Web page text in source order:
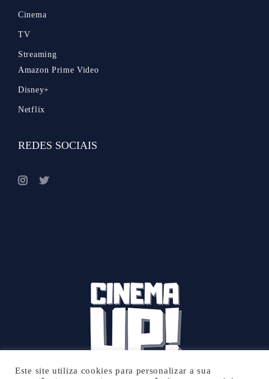
Cinema
TV
Streaming
Amazon Prime Video
Disney+
Netflix
REDES SOCIAIS
Este site utiliza cookies para personalizar a sua